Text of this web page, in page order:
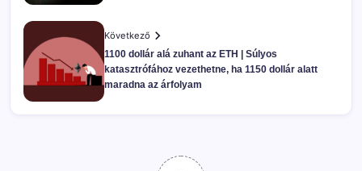
Következő
1100 dollár alá zuhant az ETH | Súlyos
katasztrófához vezethetne, ha 1150 dollár alatt
maradna az árfolyam